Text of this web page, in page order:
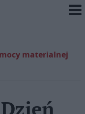
materialnej